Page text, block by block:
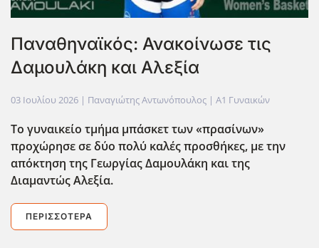
Παναθηναϊκός: Ανακοίνωσε τις
Δαμουλάκη και Αλεξία
03 Ιουλίου 2026 | Παναγιώτης Αντωνόπουλος | Α1 Γυναικών
Το γυναικείο τμήμα μπάσκετ των «πρασίνων»
προχώρησε σε δύο πολύ καλές προσθήκες, με την
απόκτηση της Γεωργίας Δαμουλάκη και της
Διαμαντώς Αλεξία.
ΠΕΡΙΣΣΌΤΕΡΑ